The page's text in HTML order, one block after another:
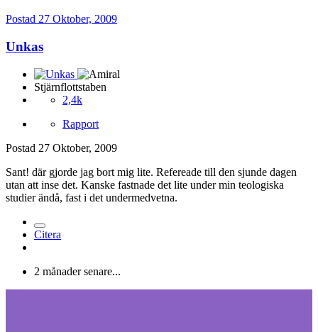
Postad 27 Oktober, 2009
Unkas
Stjärnflottstaben
2,4k
Rapport
Postad 27 Oktober, 2009
Sant! där gjorde jag bort mig lite. Refereade till den sjunde dagen
utan att inse det. Kanske fastnade det lite under min teologiska
studier ändå, fast i det undermedvetna.
Citera
2 månader senare...